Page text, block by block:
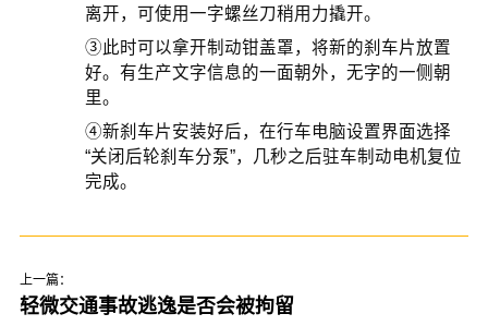
离开，可使用一字螺丝刀稍用力撬开。
③此时可以拿开制动钳盖罩，将新的刹车片放置
好。有生产文字信息的一面朝外，无字的一侧朝
里。
④新刹车片安装好后，在行车电脑设置界面选择
“关闭后轮刹车分泵”，几秒之后驻车制动电机复位
完成。
上一篇：
轻微交通事故逃逸是否会被拘留